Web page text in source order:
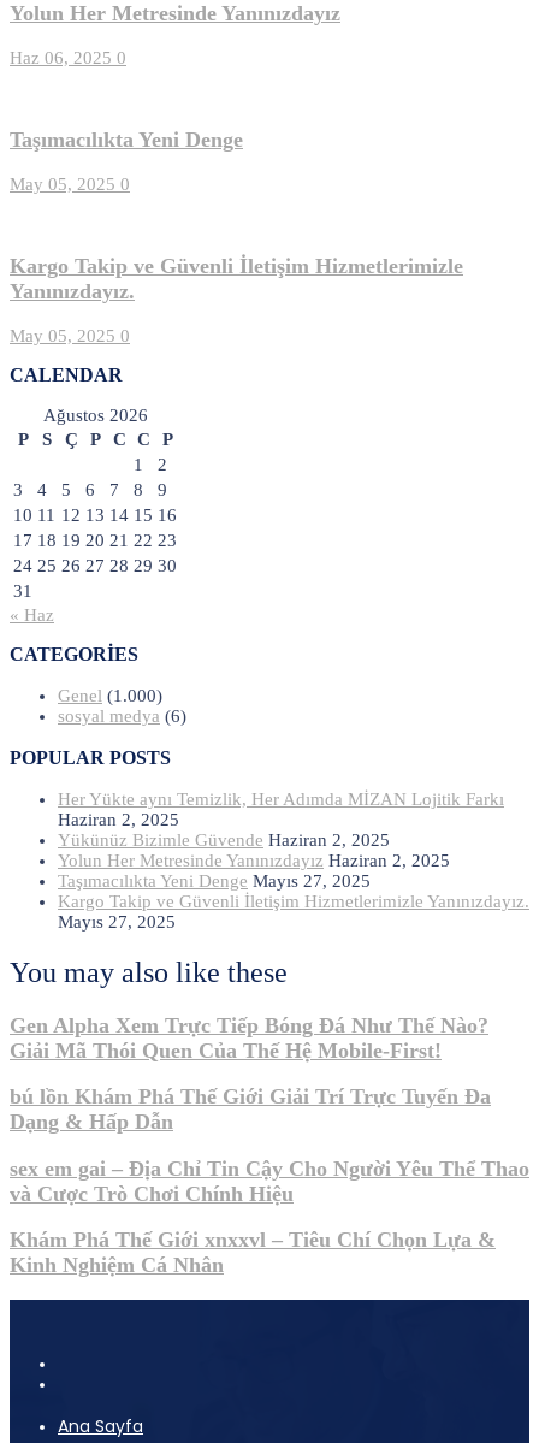
Yolun Her Metresinde Yanınızdayız
Haz 06, 2025 0
Taşımacılıkta Yeni Denge
May 05, 2025 0
Kargo Takip ve Güvenli İletişim Hizmetlerimizle
Yanınızdayız.
May 05, 2025 0
CALENDAR
Ağustos 2026
P
S Ç P C C
P
1
2
3
4 5 6 7 8
9
10 11 12 13 14 15 16
17 18 19 20 21 22 23
24 25 26 27 28 29 30
31
« Haz
CATEGORIES
Genel (1.000)
sosyal medya (6)
POPULAR POSTS
Her Yükte aynı Temizlik, Her Adımda MİZAN Lojitik Farkı
Haziran 2, 2025
Yükünüz Bizimle Güvende Haziran 2, 2025
Yolun Her Metresinde Yanınızdayız Haziran 2, 2025
Taşımacılıkta Yeni Denge Mayıs 27, 2025
Kargo Takip ve Güvenli İletişim Hizmetlerimizle Yanınızdayız.
Mayıs 27, 2025
You may also like these
Gen Alpha Xem Trực Tiếp Bóng Đá Như Thế Nào?
Giải Mã Thói Quen Của Thế Hệ Mobile-First!
bú lồn Khám Phá Thế Giới Giải Trí Trực Tuyến Đa
Dạng & Hấp Dẫn
sex em gai – Địa Chỉ Tin Cậy Cho Người Yêu Thể Thao
và Cược Trò Chơi Chính Hiệu
Khám Phá Thế Giới xnxxvl – Tiêu Chí Chọn Lựa &
Kinh Nghiệm Cá Nhân
Ana Sayfa